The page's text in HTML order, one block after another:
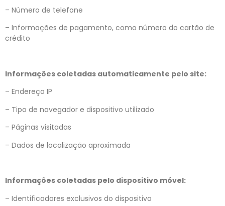
– Número de telefone
– Informações de pagamento, como número do cartão de
crédito
Informações coletadas automaticamente pelo site:
– Endereço IP
– Tipo de navegador e dispositivo utilizado
– Páginas visitadas
– Dados de localização aproximada
Informações coletadas pelo dispositivo móvel:
– Identificadores exclusivos do dispositivo